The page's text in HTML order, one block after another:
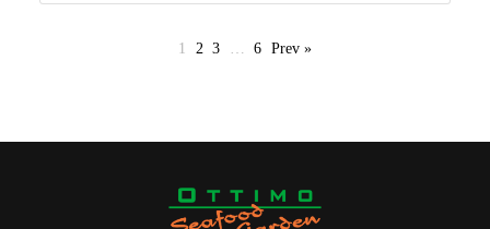
1 2 3 … 6 Prev »